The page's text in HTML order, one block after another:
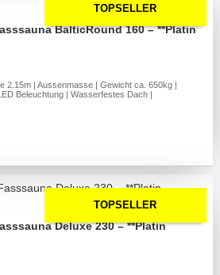
TOPSELLER
BalticRound 160 – **Platin
2.15m | Aussenmasse | Gewicht ca. 650kg |
Beleuchtung | Wasserfestes Dach |
TOPSELLER
Deluxe 230 – **Platin